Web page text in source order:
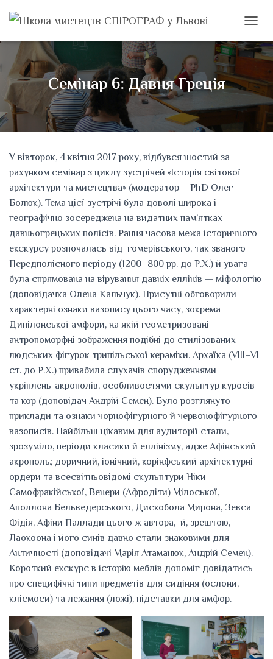
Семінар 6: Давня Греція
У вівторок, 4 квітня 2017 року, відбувся шостий за
рахунком семінар з циклу зустрічей «Історія світової
архітектури та мистецтва» (модератор – PhD Олег
Болюк). Тема цієї зустрічі була доволі широка і
географічно зосереджена на видатних пам’ятках
давньогрецьких полісів. Рання часова межа історичного
екскурсу розпочалась від гомерівського, так званого
Передполісного періоду (1200–800 рр. до Р.Х.) й увага
була спрямована на вірування давніх еллінів — міфологію
(доповідачка Олена Кальчук). Присутні обговорили
характерні ознаки вазопису цього часу, зокрема
Дипілонської амфори, на якій геометризовані
антропоморфні зображення подібні до стилізованих
людських фігурок трипільської кераміки. Архаїка (VIII–VІ
ст. до Р.Х.) привабила слухачів спорудженнями
укріплень-акрополів, особливостями скульптур куросів
та кор (доповідач Андрій Семен). Було розглянуто
приклади та ознаки чорнофігурного й червонофігурного
вазописів. Найбільш цікавим для аудиторії стали,
зрозуміло, періоди класики й еллінізму, адже Афінський
акрополь; доричний, іонічний, корінфський архітектурні
ордери та всесвітньовідомі скульптури Ніки
Самофракійської, Венери (Афродіти) Мілоської,
Аполлона Бельведерського, Дискобола Мирона, Зевса
Фідія, Афіни Паллади цього ж автора, й, зрештою,
Лаокоона і його синів давно стали знаковими для
Античності (доповідачі Марія Атаманюк, Андрій Семен).
Короткий екскурс в історію меблів допоміг довідатись
про специфічні типи предметів для сидіння (ослони,
клісмоси) та лежання (ложі), підставки для амфор.